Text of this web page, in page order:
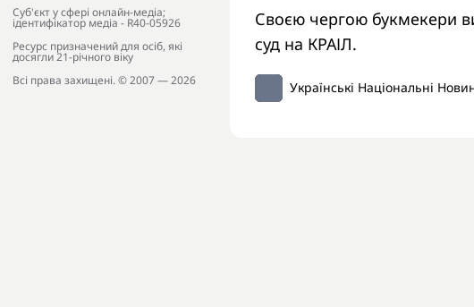
Cуб'єкт у сфері онлайн-медіа;
ідентифікатор медіа - R40-05926
Ресурс призначений для осіб, які
досягли 21-річного віку
Всі права захищені. © 2007 — 2026
Своєю чергою букмекери
суд на КРАІЛ.
Українські Національні